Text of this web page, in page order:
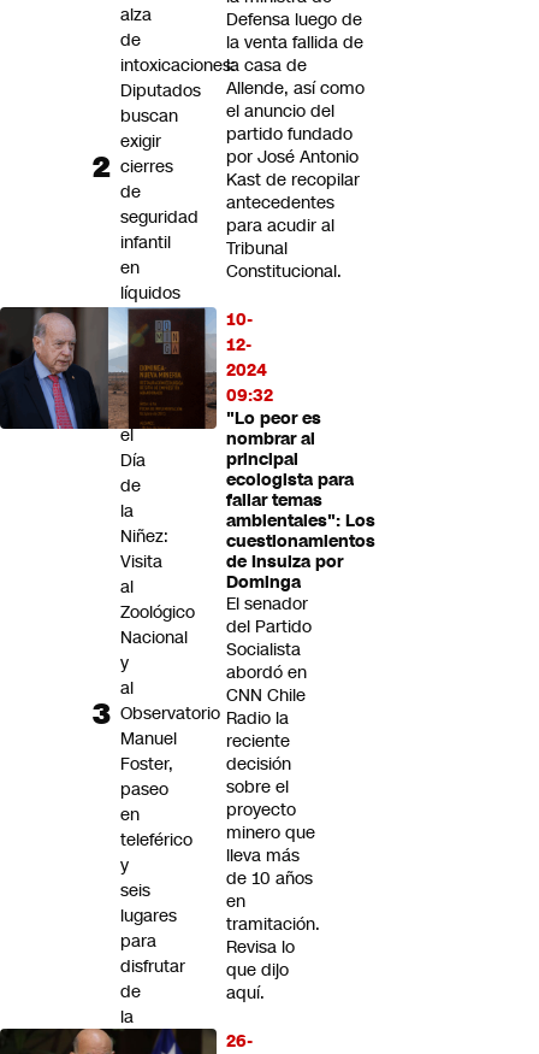
Defensa luego de
la venta fallida de
la casa de
Allende, así como
el anuncio del
partido fundado
por José Antonio
Kast de recopilar
antecedentes
para acudir al
Tribunal
Constitucional.
10-
12-
2024
09:32
"Lo peor es
nombrar al
principal
ecologista para
fallar temas
ambientales": Los
cuestionamientos
de Insulza por
Dominga
El senador
del Partido
Socialista
abordó en
CNN Chile
Radio la
reciente
decisión
sobre el
proyecto
minero que
lleva más
de 10 años
en
tramitación.
Revisa lo
que dijo
aquí.
26-
alza
de
intoxicaciones:
Diputados
buscan
exigir
cierres
de
seguridad
infantil
en
líquidos
de
vapeo
Panoramas
por
el
Día
de
la
Niñez:
Visita
al
Zoológico
Nacional
y
al
Observatorio
Manuel
Foster,
paseo
en
teleférico
y
seis
lugares
para
disfrutar
de
la
naturaleza